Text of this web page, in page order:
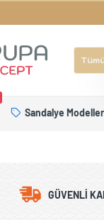
Sandalye
GÜVENLI